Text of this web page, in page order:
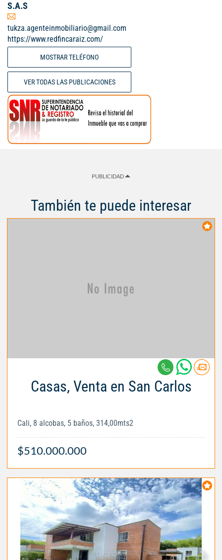
S.A.S
tukza.agenteinmobiliario@gmail.com
https://www.redfincaraiz.com/
MOSTRAR TELÉFONO
VER TODAS LAS PUBLICACIONES
PUBLICIDAD
También te puede interesar
Casas, Venta en San Carlos
Cali, 8 alcobas, 5 baños, 314,00mts2
$510.000.000